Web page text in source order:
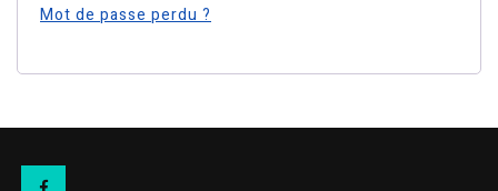
Mot de passe perdu ?